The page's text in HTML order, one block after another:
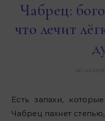
Чабрец:
что лечит
Есть запахи, которые не спутаешь ни с чем.
Чабрец пахнет